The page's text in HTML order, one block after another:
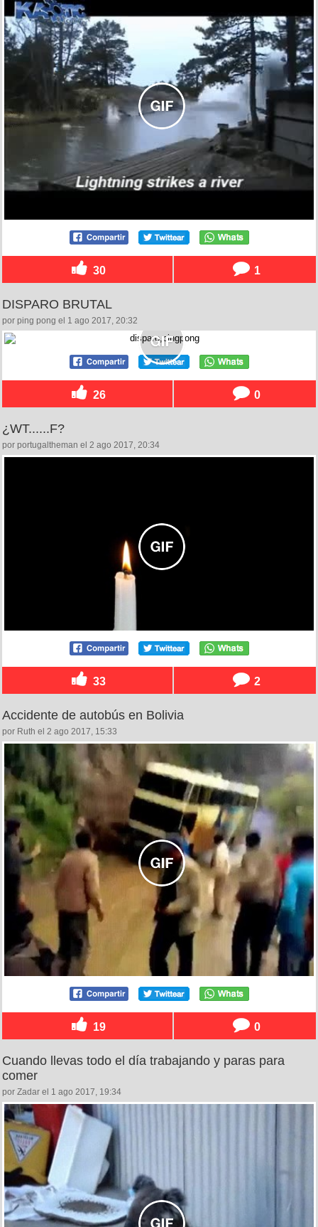
30 1
DISPARO BRUTAL
por ping pong el 1 ago 2017, 20:32
26 0
¿WT......F?
por portugaltheman el 2 ago 2017, 20:34
33 2
Accidente de autobús en Bolivia
por Ruth el 2 ago 2017, 15:33
19 0
Cuando llevas todo el día trabajando y paras para
comer
por Zadar el 1 ago 2017, 19:34